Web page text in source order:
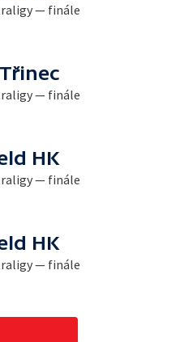
— finále
— finále
HK
— finále
HK
— finále